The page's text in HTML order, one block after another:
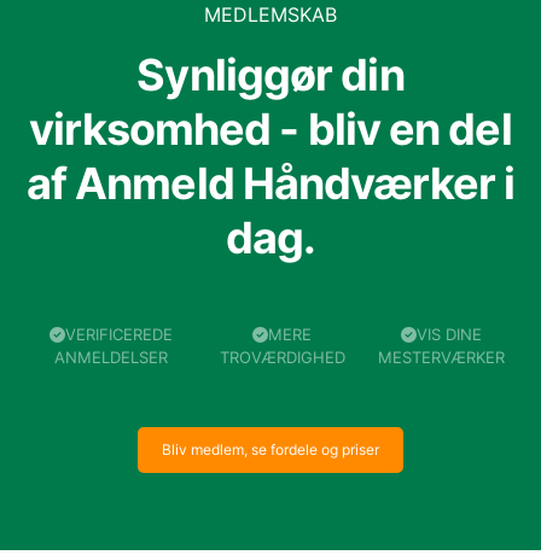
MEDLEMSKAB
Synliggør din
virksomhed - bliv en del
af Anmeld Håndværker i
dag.
VERIFICEREDE
ANMELDELSER
MERE
TROVÆRDIGHED
VIS DINE
MESTERVÆRKER
Bliv medlem, se fordele og priser